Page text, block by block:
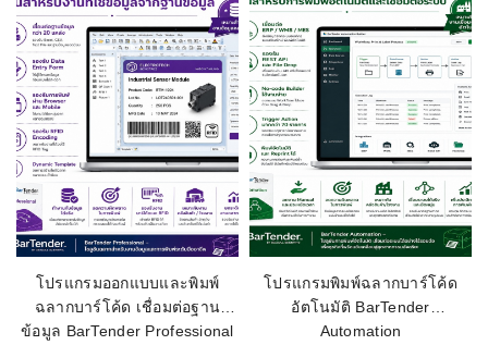
อีเมลล์
เรทติ่ง
ชื่อหัวข้อรีวิว
เนื้อหา (1500)
โปรแกรมออกแบบและพิมพ์
ฉลากบาร์โค้ด เชื่อมต่อฐาน
ข้อมูล BarTender Professional
โปรแกรมพิมพ์ฉลากบาร์โค้ด
อัตโนมัติ BarTender
Automation